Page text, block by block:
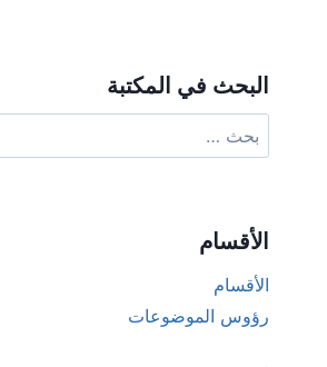
البحث في المكتبة
عن:
الأقسام
الأقسام
رؤوس الموضوعات